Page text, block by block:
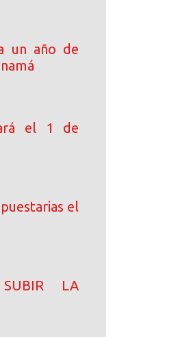
un año de
el 1 de
el
LA